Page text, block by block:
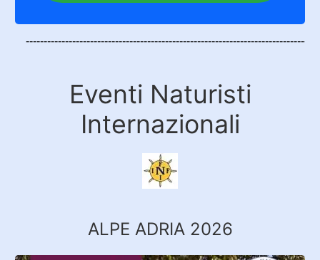
Eventi Naturisti
Internazionali
ALPE ADRIA 2026